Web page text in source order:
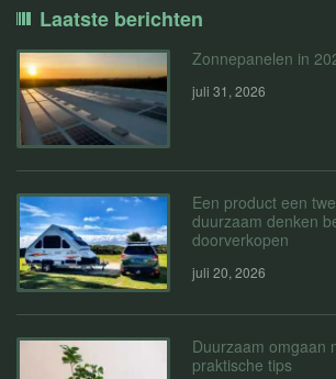
Laatste berichten
Zonnepanelen in
juli 31, 2026
Een product een
duurzaam denken
doorverkopen
juli 20, 2026
Duurzaam omgaan
praktische tips